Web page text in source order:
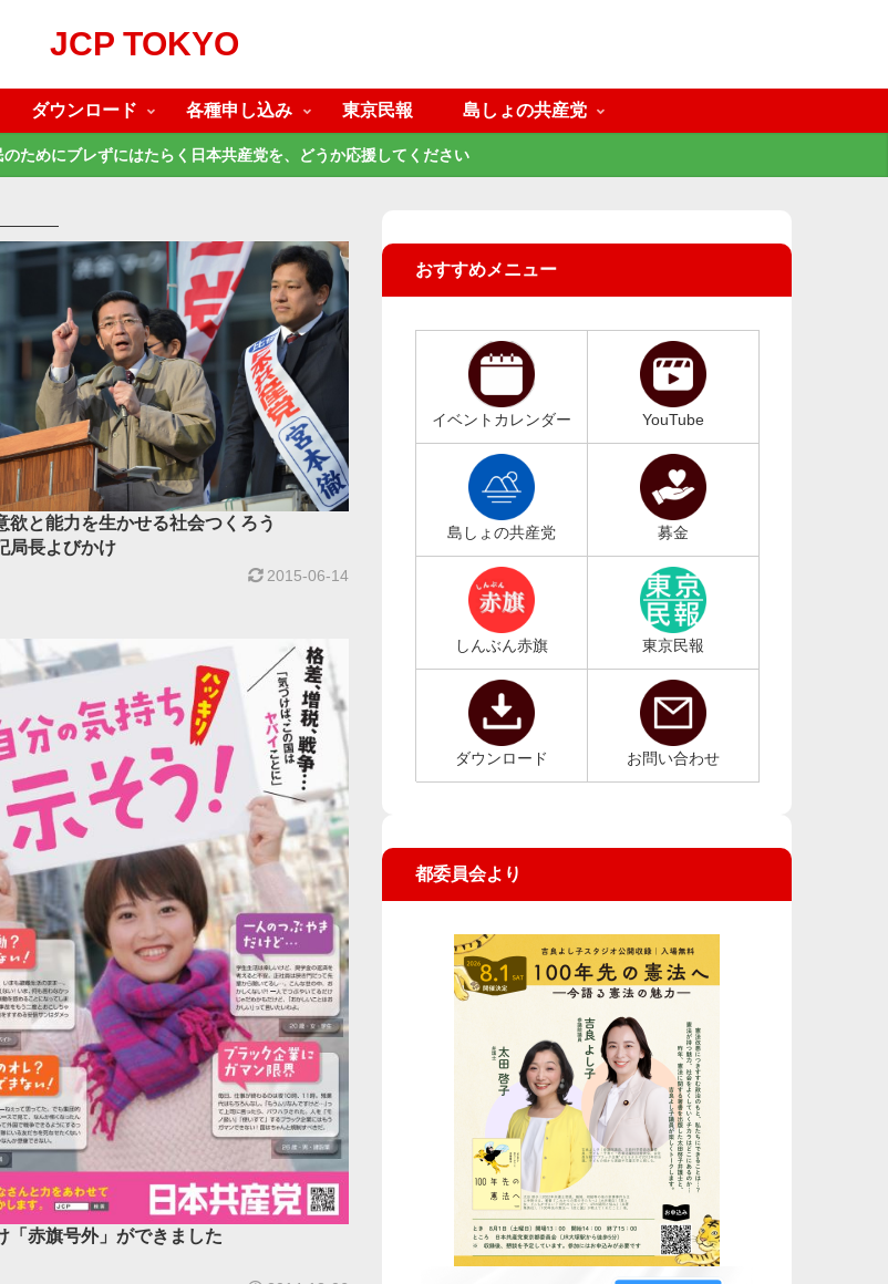
JCP TOKYO
ダウンロード 各種申し込み 東京民報 島しょの共産党
ためにブレずにはたらく日本共産党を、どうか応援してください
欲と能力を生かせる社会つくろう
局長よびかけ
2015-06-14
「赤旗号外」ができました
おすすめメニュー
イベントカレンダー YouTube
島しょの共産党 募金
しんぶん赤旗 東京民報
ダウンロード お問い合わせ
都委員会より